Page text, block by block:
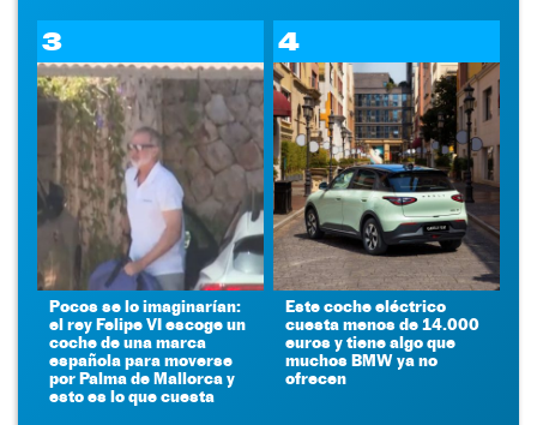
3
Pocos se lo imaginarían:
el rey Felipe VI escoge un
coche de una marca
española para moverse
por Palma de Mallorca y
esto es lo que cuesta
4
Este coche eléctrico
cuesta menos de 14.000
euros y tiene algo que
muchos BMW ya no
ofrecen